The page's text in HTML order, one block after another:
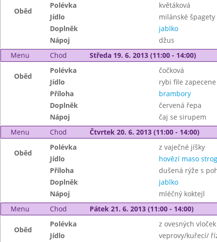
Oběd
Polévka
květáková
Jídlo
milánské
Doplněk
jablko
Nápoj
džus
Menu
Chod Středa 19. 6. 2013 (11:00 - 14:00)
Oběd
Polévka
čočková
Jídlo
rybi file
Příloha
brambory
Doplněk
červená řepa
Nápoj
čaj se sirupem
Menu
Chod Čtvrtek 20. 6. 2013 (11:00 - 14:00)
Oběd
Polévka
z vaječné jíšky
Jídlo
hovězí maso
Příloha
dušená rýže s
Doplněk
jablko
Nápoj
mléčný koktejl
Menu
Chod Pátek 21. 6. 2013 (11:00 - 14:00)
Oběd
Polévka
z ovesných vloček
Jídlo
veprovy/kuřecí/